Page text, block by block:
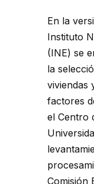
En la
Instituto
(INE) se
la
viviendas
factores
el Centro
Comisión